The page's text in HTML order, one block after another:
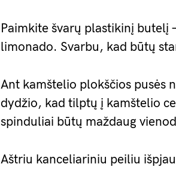
Paimkite švarų plastikinį butelį
limonado. Svarbu, kad būtų
Ant kamštelio plokščios pusės
dydžio, kad tilptų į kamštelio
spinduliai būtų maždaug
Aštriu kanceliariniu peiliu